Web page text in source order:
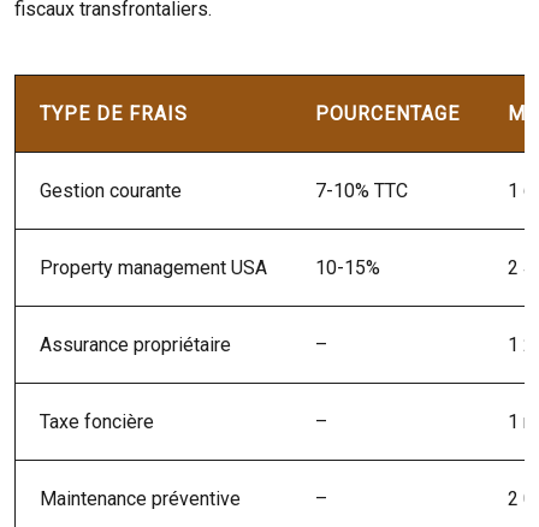
fiscaux transfrontaliers.
TYPE DE FRAIS POURCENTAGE
Gestion courante 7-10% TTC 1
Property management USA 10-15% 2
Assurance propriétaire – 1
Taxe foncière – 1
Maintenance préventive – 2